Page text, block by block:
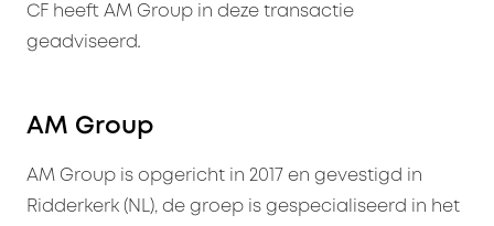
CF heeft AM Group in deze transactie
geadviseerd.
AM Group
AM Group is opgericht in 2017 en gevestigd in
Ridderkerk (NL), de groep is gespecialiseerd in het